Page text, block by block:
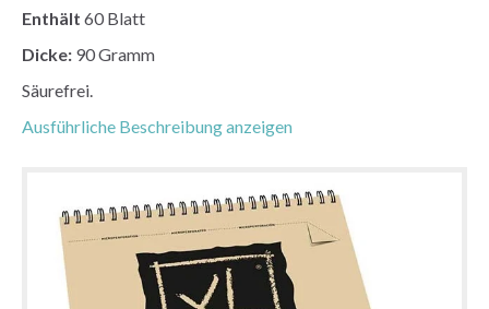
Enthält 60 Blatt
Dicke: 90 Gramm
Säurefrei.
Ausführliche Beschreibung anzeigen